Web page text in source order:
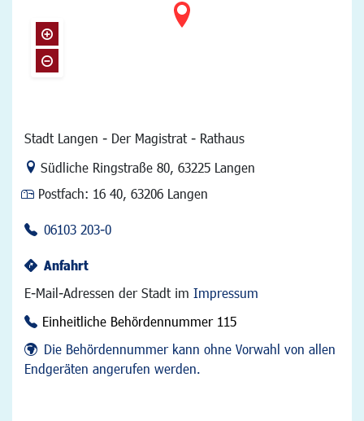
Stadt Langen - Der Magistrat - Rathaus
Link zur Google-Maps Navigation
Südliche Ringstraße 80, 63225 Langen
Postfach: 16 40, 63206 Langen
06103 203-0
Anfahrt
E-Mail-Adressen der Stadt im Impressum
Einheitliche Behördennummer 115
Die Behördennummer kann ohne Vorwahl von allen
Endgeräten angerufen werden.